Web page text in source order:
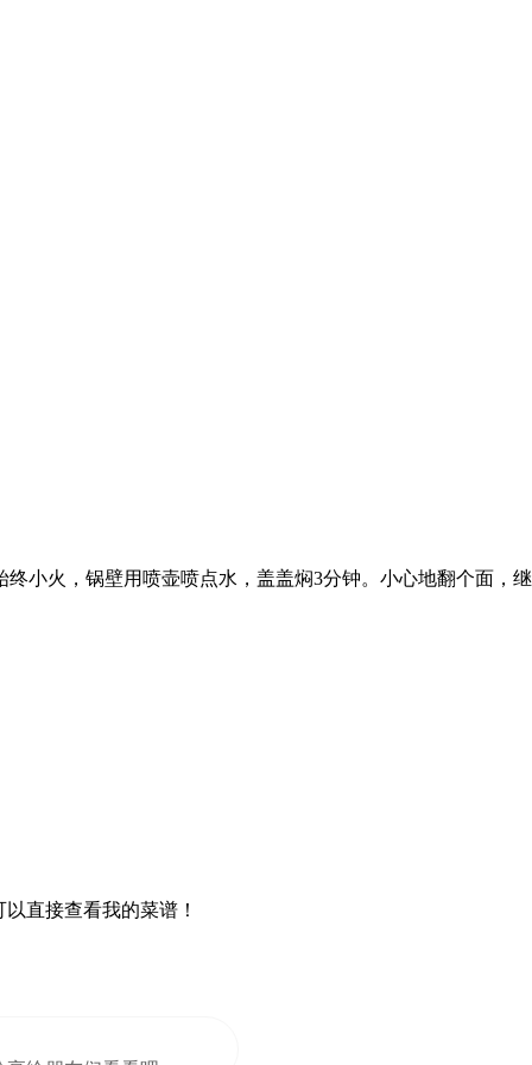
小火，锅壁用喷壶喷点水，盖盖焖3分钟。小心地翻个面，
直接查看我的菜谱！